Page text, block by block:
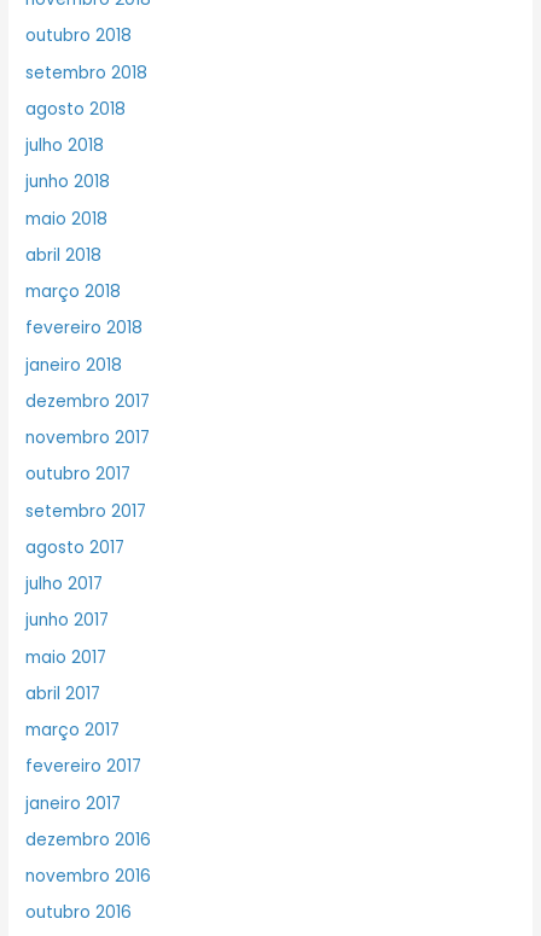
outubro 2018
setembro 2018
agosto 2018
julho 2018
junho 2018
maio 2018
abril 2018
março 2018
fevereiro 2018
janeiro 2018
dezembro 2017
novembro 2017
outubro 2017
setembro 2017
agosto 2017
julho 2017
junho 2017
maio 2017
abril 2017
março 2017
fevereiro 2017
janeiro 2017
dezembro 2016
novembro 2016
outubro 2016